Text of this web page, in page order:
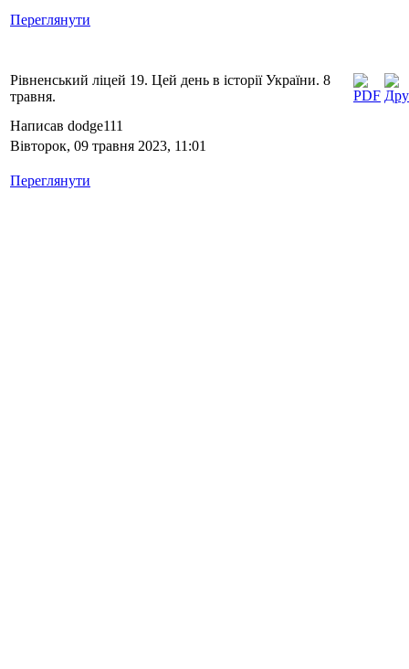
Переглянути
Рівненський ліцей 19. Цей день в історії України. 8
травня.
Написав dodge111
Вівторок, 09 травня 2023, 11:01
Переглянути